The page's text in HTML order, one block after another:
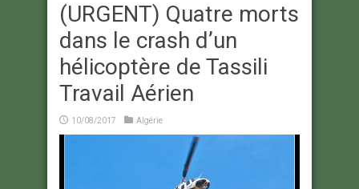
(URGENT) Quatre morts
dans le crash d’un
hélicoptère de Tassili
Travail Aérien
10/08/2017 Algérie